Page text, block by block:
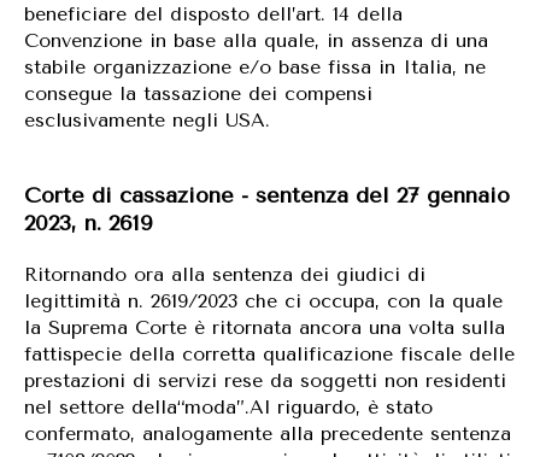
beneficiare del disposto dell’art. 14 della
Convenzione in base alla quale, in assenza di una
stabile organizzazione e/o base fissa in Italia, ne
consegue la tassazione dei compensi
esclusivamente negli USA.
Corte di cassazione - sentenza del 27 gennaio
2023, n. 2619
Ritornando ora alla sentenza dei giudici di
legittimità n. 2619/2023 che ci occupa, con la quale
la Suprema Corte è ritornata ancora una volta sulla
fattispecie della corretta qualificazione fiscale delle
prestazioni di servizi rese da soggetti non residenti
nel settore della“moda”.Al riguardo, è stato
confermato, analogamente alla precedente sentenza